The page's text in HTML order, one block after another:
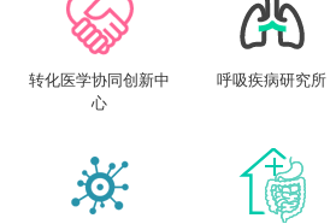
转化医学协同创新中
心
呼吸疾病研究所